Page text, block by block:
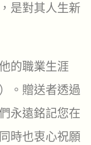
是對其人生新
的職業生涯
。贈送者透過
永遠銘記您在
時也衷心祝願